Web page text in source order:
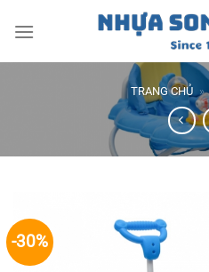
TRANG CHỦ »
-30%